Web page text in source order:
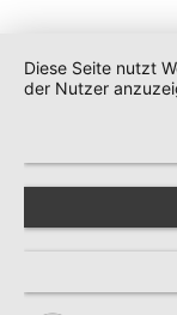
Diese Seite nutzt
der Nutzer